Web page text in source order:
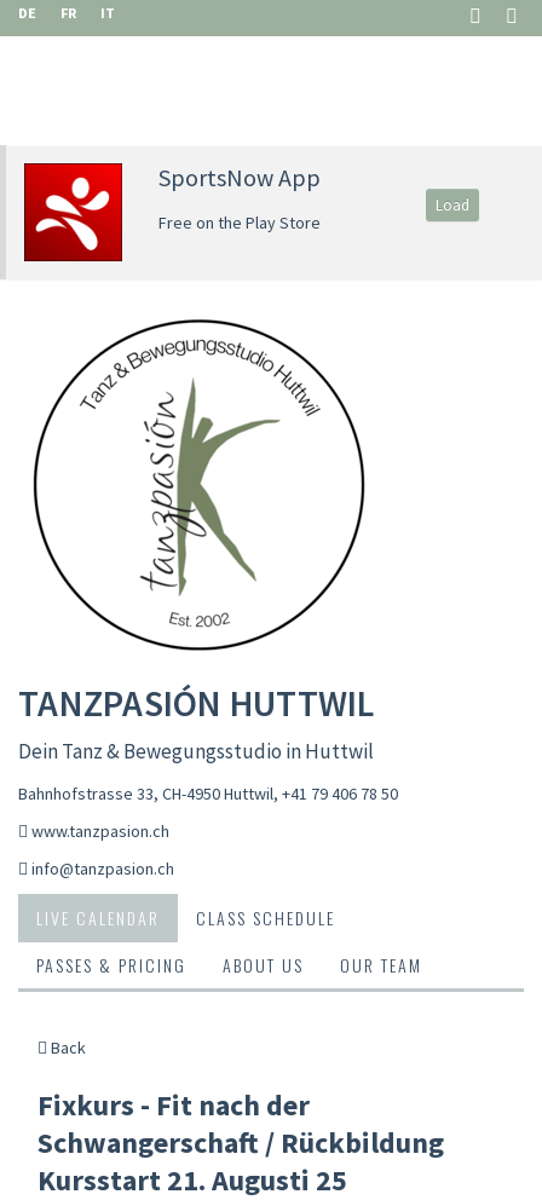
DE FR IT
SportsNow App
Free on the Play Store
Load
TANZPASIÓN HUTTWIL
Dein Tanz & Bewegungsstudio in Huttwil
Bahnhofstrasse 33, CH-4950 Huttwil, +41 79 406 78 50
www.tanzpasion.ch
info@tanzpasion.ch
LIVE CALENDAR
CLASS SCHEDULE
PASSES & PRICING
ABOUT US OUR TEAM
Back
Fixkurs - Fit nach der
Schwangerschaft / Rückbildung
Kursstart 21. Augusti 25